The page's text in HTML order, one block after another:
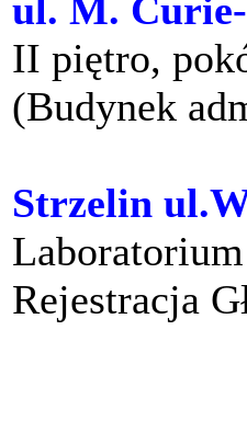
ul. M. Curie-
II piętro,
(Budynek
Strzelin
Rejestracja